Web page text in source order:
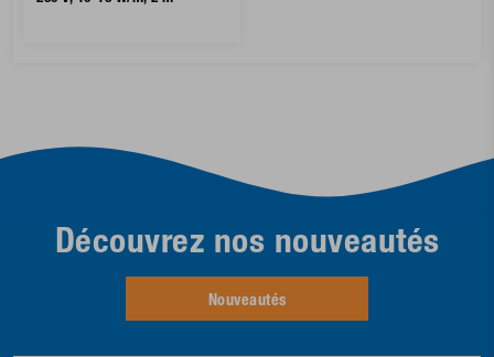
Découvrez nos nouveautés
Nouveautés